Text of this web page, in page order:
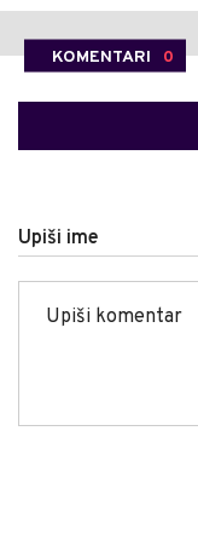
KOMENTARI 0
Upiši ime